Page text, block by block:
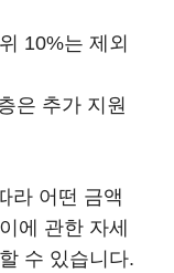
10%는 제외
은 추가 지원
라 어떤 금액
에 관한 자세
수 있습니다.